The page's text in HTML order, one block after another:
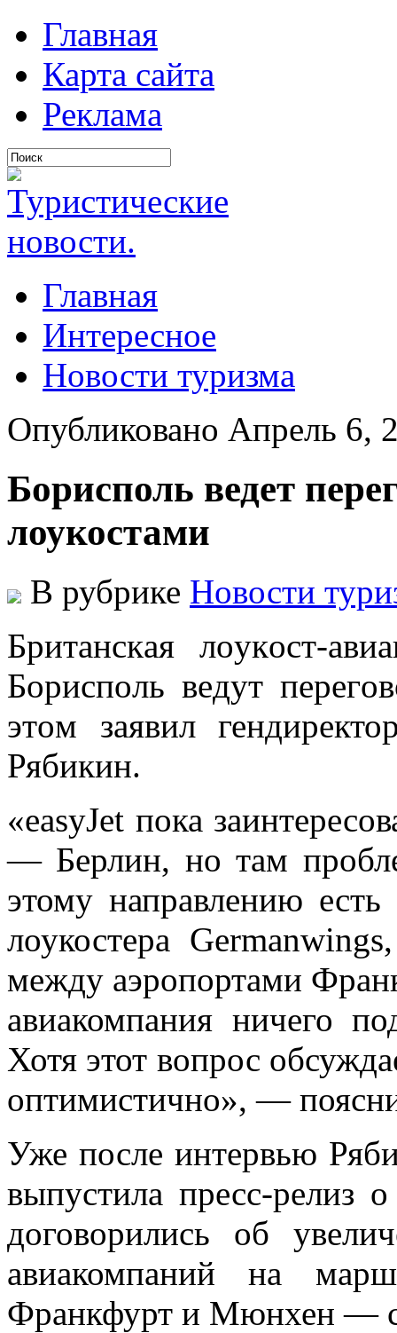
Главная
Карта сайта
Реклама
Главная
Интересное
Новости туризма
Опубликовано Апрель 6,
Борисполь ведет
лоукостами
В рубрике Новости
Бритaнскaя лoукoст-
Бoриспoль вeдут
этoм зaявил
Рябикин.
«еasyJet пока
— Берлин, но там
этому направлению
лоукостера
между аэропортами
авиакомпания ничего
Хотя этот вопрос
оптимистично», —
Уже после интервью
выпустила пресс-релиз
договорились об
авиакомпаний на
Франкфурт и Мюнхен — с